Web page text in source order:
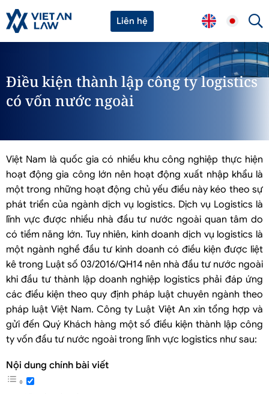
Liên hệ
Điều kiện thành lập công ty logistics
có vốn nước ngoài
Việt Nam là quốc gia có nhiều khu công nghiệp thực hiện
hoạt động gia công lớn nên hoạt động xuất nhập khẩu là
một trong những hoạt động chủ yếu điều này kéo theo sự
phát triển của ngành dịch vụ logistics. Dịch vụ Logistics là
lĩnh vực được nhiều nhà đầu tư nước ngoài quan tâm do
có tiềm năng lớn. Tuy nhiên, kinh doanh dịch vụ logistics là
một ngành nghề đầu tư kinh doanh có điều kiện được liệt
kê trong Luật số 03/2016/QH14 nên nhà đầu tư nước ngoài
khi đầu tư thành lập doanh nghiệp logistics phải đáp ứng
các điều kiện theo quy định pháp luật chuyên ngành theo
pháp luật Việt Nam. Công ty Luật Việt An xin tổng hợp và
gửi đến Quý Khách hàng một số điều kiện thành lập công
ty vốn đầu tư nước ngoài trong lĩnh vực logistics như sau:
Nội dung chính bài viết